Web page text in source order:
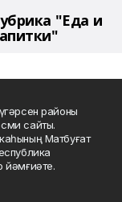
"Еда и
районы
сайты.
Матбуғат
йәмғиәте.